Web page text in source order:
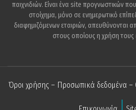
παιχνιδιών. Είναι ένα site προγνωστικών
στοίχημα, μόνο σε ενημερωτικό
διαφημιζόμενων εταιριών, απευθύνονται
στους οποίους η χρήση τους
Όροι χρήσης – Προσωπικά δεδομένα –